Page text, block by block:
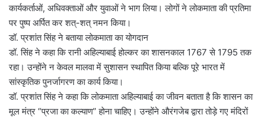
कार्यकर्ताओं, अधिवक्ताओं और युवाओं ने भाग लिया। लोगों ने लोकमाता की प्रतिमा
पर पुष्प अर्पित कर शत्-शत् नमन किया।
डॉ. प्रशांत सिंह ने बताया लोकमाता का योगदान
डॉ. सिंह ने कहा कि रानी अहिल्याबाई होल्कर का शासनकाल 1767 से 1795 तक
रहा। उन्होंने न केवल मालवा में सुशासन स्थापित किया बल्कि पूरे भारत में
सांस्कृतिक पुनर्जागरण का कार्य किया।
डॉ. प्रशांत सिंह ने कहा कि लोकमाता अहिल्याबाई का जीवन बताता है कि शासन का
मूल मंत्र “प्रजा का कल्याण” होना चाहिए। उन्होंने औरंगजेब द्वारा तोड़े गए मंदिरों